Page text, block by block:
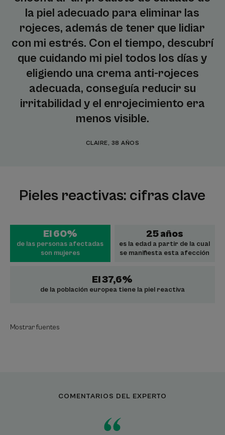
la piel adecuado para eliminar las
rojeces, además de tener que lidiar
con mi estrés. Con el tiempo, descubrí
que cuidando mi piel todos los días y
eligiendo una crema anti-rojeces
adecuada, conseguía reducir su
irritabilidad y el enrojecimiento era
menos visible.
CLAIRE, 38 AÑOS
Pieles reactivas: cifras clave
El 60%
de las personas afectadas
son mujeres
25 años
es la edad a partir de la cual
se manifiesta esta afección
El 37,6%
de la población europea tiene la piel reactiva
Mostrar fuentes
COMENTARIOS DEL EXPERTO